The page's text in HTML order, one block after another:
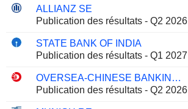
ALLIANZ SE
Publication des résultats - Q2 2026
STATE BANK OF INDIA
Publication des résultats - Q1 2027
OVERSEA-CHINESE BANKING CORPORATION LIMITED
Publication des résultats - Q2 2026